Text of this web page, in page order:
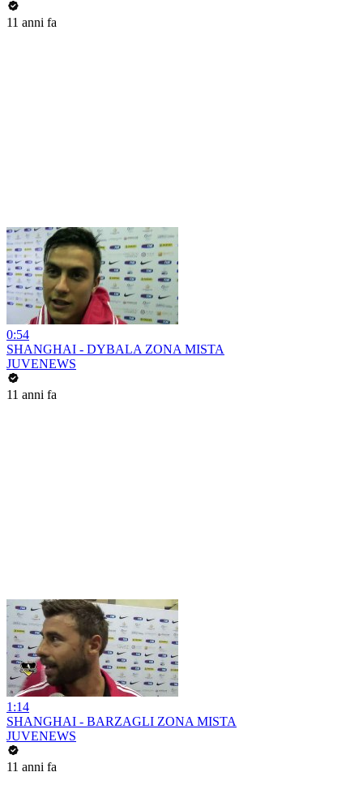
11 anni fa
0:54
SHANGHAI - DYBALA ZONA MISTA
JUVENEWS
11 anni fa
1:14
SHANGHAI - BARZAGLI ZONA MISTA
JUVENEWS
11 anni fa